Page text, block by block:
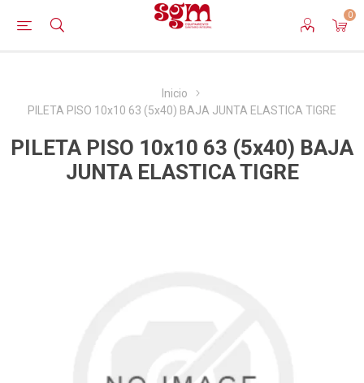
0
Inicio
PILETA PISO 10x10 63 (5x40) BAJA JUNTA ELASTICA TIGRE
PILETA PISO 10x10 63 (5x40) BAJA
JUNTA ELASTICA TIGRE